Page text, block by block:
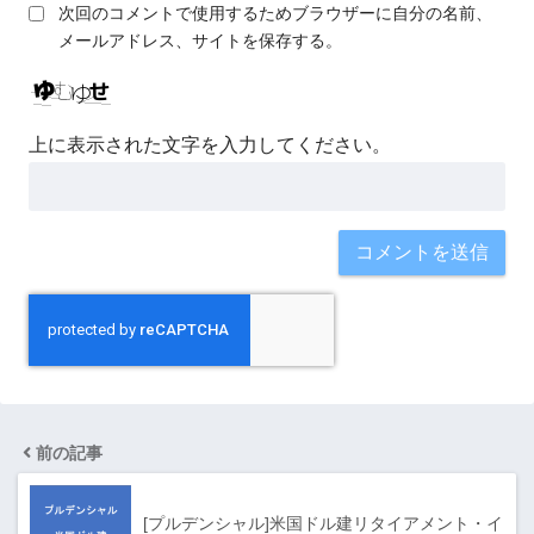
次回のコメントで使用するためブラウザーに自分の名前、
メールアドレス、サイトを保存する。
上に表示された文字を入力してください。
前の記事
[プルデンシャル]米国ドル建リタイアメント・イ